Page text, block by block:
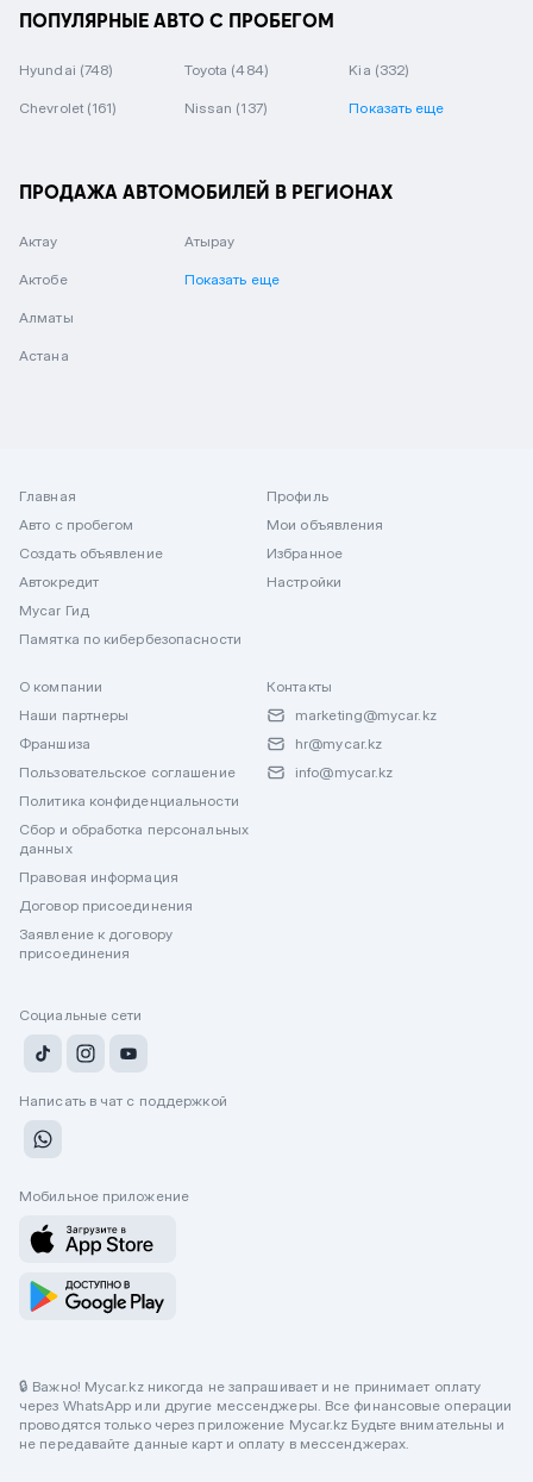
ПОПУЛЯРНЫЕ АВТО С ПРОБЕГОМ
Hyundai (748) Toyota (484) Kia (332)
Chevrolet (161) Nissan (137) Показать еще
ПРОДАЖА АВТОМОБИЛЕЙ В РЕГИОНАХ
Актау
Актобе
Алматы
Астана
Атырау
Показать еще
Главная
Авто с пробегом
Создать объявление
Автокредит
Mycar Гид
Памятка по кибербезопасности
Профиль
Мои объявления
Избранное
Настройки
О компании
Наши партнеры
Франшиза
Пользовательское соглашение
Политика конфиденциальности
Сбор и обработка персональных
данных
Правовая информация
Договор присоединения
Заявление к договору
присоединения
Контакты
marketing@mycar.kz
hr@mycar.kz
info@mycar.kz
Социальные сети
Написать в чат с поддержкой
Мобильное приложение
🔒 Важно! Mycar.kz никогда не запрашивает и не принимает оплату
через WhatsApp или другие мессенджеры. Все финансовые операции
проводятся только через приложение Mycar.kz Будьте внимательны и
не передавайте данные карт и оплату в мессенджерах.